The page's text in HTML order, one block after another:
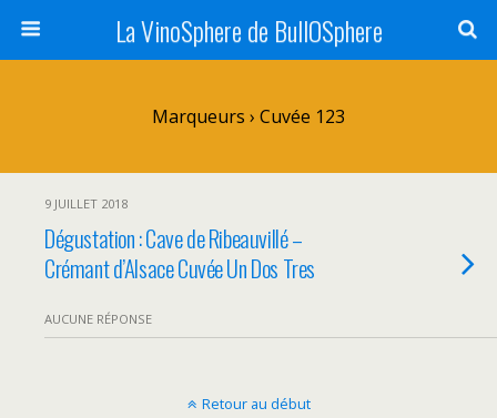
La VinoSphere de BullOSphere
Marqueurs › Cuvée 123
9 JUILLET 2018
Dégustation : Cave de Ribeauvillé –
Crémant d’Alsace Cuvée Un Dos Tres
AUCUNE RÉPONSE
Retour au début